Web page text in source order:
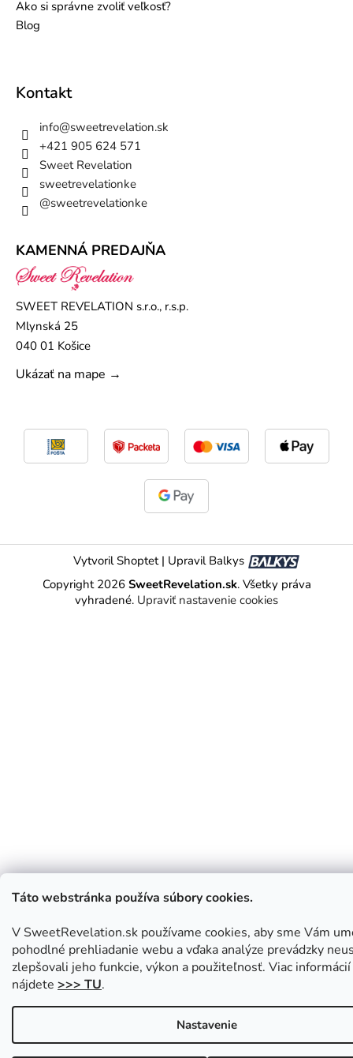
Táto webstránka používa súbory cookies.
V SweetRevelation.sk používame cookies, aby sme Vám
pohodlné prehliadanie webu a vďaka analýze prevádzky
zlepšovali jeho funkcie, výkon a použiteľnosť. Viac informácií
nájdete >>> TU.
Nastavenie
Ako si správne zvoliť veľkosť?
Blog
Kontakt
info@sweetrevelation.sk
+421 905 624 571
Sweet Revelation
sweetrevelationke
@sweetrevelationke
KAMENNÁ PREDAJŇA
SWEET REVELATION s.r.o., r.s.p.
Mlynská 25
040 01 Košice
Ukázať na mape →
Vytvoril Shoptet | Upravil Balkys
Copyright 2026 SweetRevelation.sk. Všetky práva
vyhradené. Upraviť nastavenie cookies